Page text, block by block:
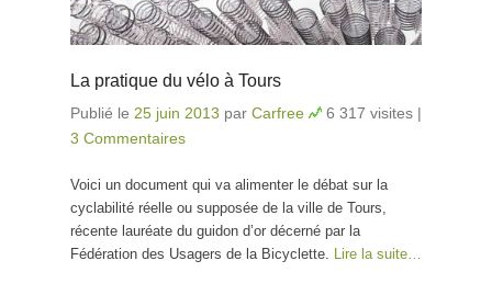
La pratique du vélo à Tours
Publié le 25 juin 2013 par Carfree 6 317 visites |
3 Commentaires
Voici un document qui va alimenter le débat sur la
cyclabilité réelle ou supposée de la ville de Tours,
récente lauréate du guidon d’or décerné par la
Fédération des Usagers de la Bicyclette.
Lire la suite…